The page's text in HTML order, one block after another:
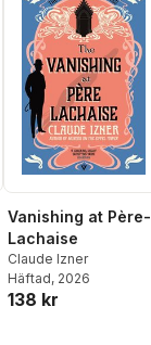
Vanishing at Père-
Lachaise
Claude Izner
Häftad, 2026
138 kr